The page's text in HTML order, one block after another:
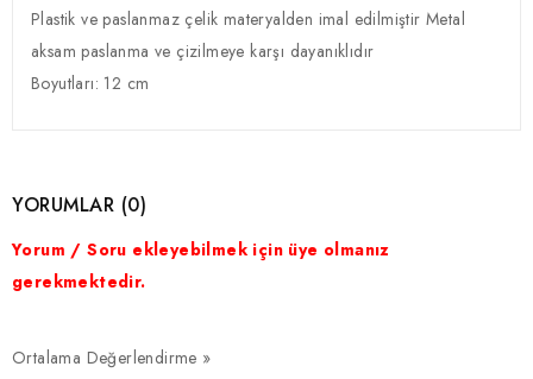
Plastik ve paslanmaz çelik materyalden imal edilmiştir Metal
aksam paslanma ve çizilmeye karşı dayanıklıdır
Boyutları: 12 cm
YORUMLAR (0)
Yorum / Soru ekleyebilmek için üye olmanız
gerekmektedir.
Ortalama Değerlendirme »